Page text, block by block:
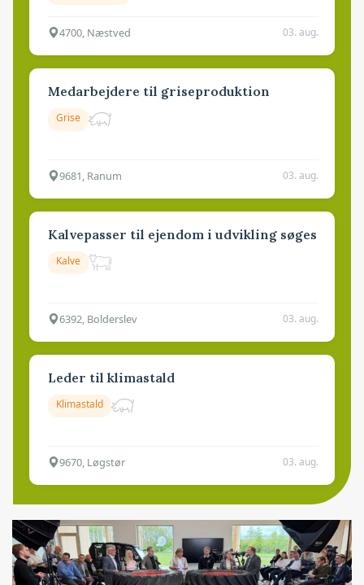
4700, Næstved 03. aug.
Medarbejdere til griseproduktion
Grise
9681, Ranum 03. aug.
Kalvepasser til ejendom i udvikling søges
Kalve
6392, Bolderslev 03. aug.
Leder til klimastald
Klimastald
9670, Løgstør 03. aug.